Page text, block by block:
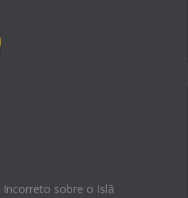
Incorreto sobre o Islã